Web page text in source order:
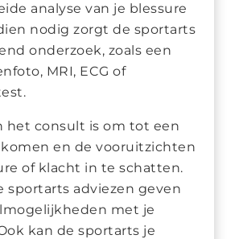
analyse van je blessure
nodig zorgt de sportarts
onderzoek, zoals een
MRI, ECG of
het consult is om tot een
en de vooruitzichten
of klacht in te schatten.
sportarts adviezen geven
met je
kan de sportarts je